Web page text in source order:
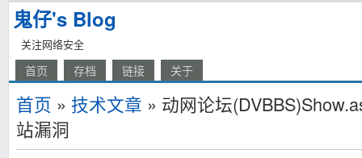
鬼仔's Blog
关注网络安全
首页 存档 链接 关于
首页 » 技术文章 » 动网论坛
站漏洞